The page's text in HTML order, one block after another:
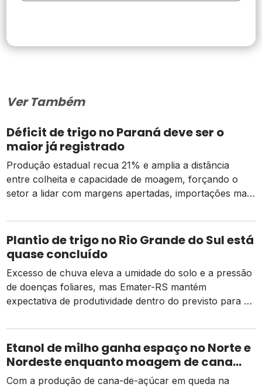
Ver Também
Déficit de trigo no Paraná deve ser o
maior já registrado
Produção estadual recua 21% e amplia a distância
entre colheita e capacidade de moagem, forçando o
setor a lidar com margens apertadas, importações mais
Plantio de trigo no Rio Grande do Sul está
quase concluído
Excesso de chuva eleva a umidade do solo e a pressão
de doenças foliares, mas Emater-RS mantém
expectativa de produtividade dentro do previsto para a
Etanol de milho ganha espaço no Norte e
Nordeste enquanto moagem de cana
recua e tarifa dos EUA pressiona usinas
Com a produção de cana-de-açúcar em queda na